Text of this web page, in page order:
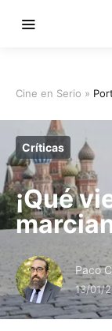
Cine en Serio »
Críticas
¡Qué
Paco
13/01/